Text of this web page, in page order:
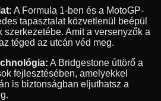
A Formula 1-ben és a MotoGP-
tapasztalat közvetlenül beépül
szerkezetébe. Amit a versenyzők a
téged az utcán véd meg.
A Bridgestone úttörő a
fejlesztésében, amelyekkel
is biztonságban eljuthatsz a